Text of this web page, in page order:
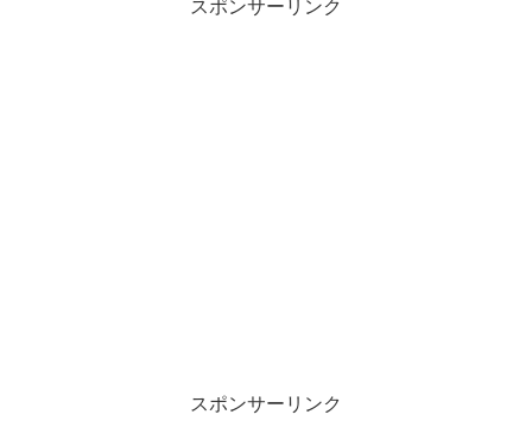
スポンサーリンク
スポンサーリンク